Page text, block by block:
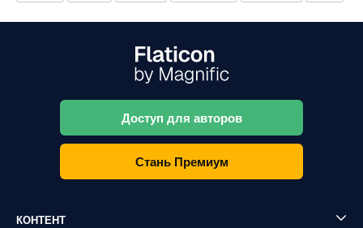
Доступ для авторов
Стань Премиум
КОНТЕНТ